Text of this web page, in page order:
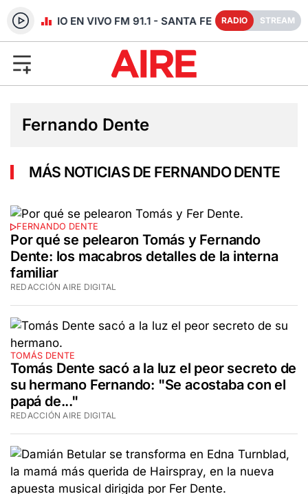
RADIO EN VIVO FM 91.1 - SANTA FE RADIO STREAM
Fernando Dente
MÁS NOTICIAS DE FERNANDO DENTE
FERNANDO DENTE
Por qué se pelearon Tomás y Fernando
Dente: los macabros detalles de la interna
familiar
REDACCIÓN AIRE DIGITAL
TOMÁS DENTE
Tomás Dente sacó a la luz el peor secreto de
su hermano Fernando: "Se acostaba con el
papá de..."
REDACCIÓN AIRE DIGITAL